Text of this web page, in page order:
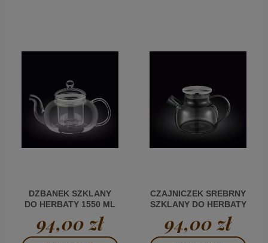
DZBANEK SZKLANY
DO HERBATY 1550 ML
94,00 zł
CZAJNICZEK SREBRNY
SZKLANY DO HERBATY
POKRYWKĄ 950 ML WL
94,00 zł